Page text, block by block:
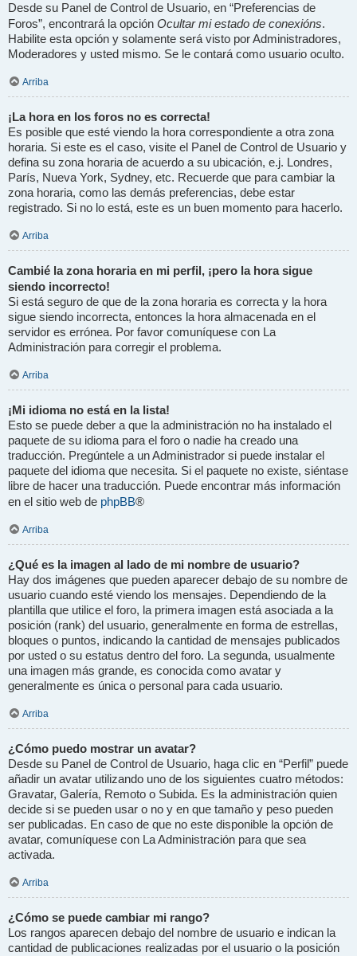
Desde su Panel de Control de Usuario, en “Preferencias de
Foros”, encontrará la opción Ocultar mi estado de conexións.
Habilite esta opción y solamente será visto por Administradores,
Moderadores y usted mismo. Se le contará como usuario oculto.
Arriba
¡La hora en los foros no es correcta!
Es posible que esté viendo la hora correspondiente a otra zona
horaria. Si este es el caso, visite el Panel de Control de Usuario y
defina su zona horaria de acuerdo a su ubicación, e.j. Londres,
París, Nueva York, Sydney, etc. Recuerde que para cambiar la
zona horaria, como las demás preferencias, debe estar
registrado. Si no lo está, este es un buen momento para hacerlo.
Arriba
Cambié la zona horaria en mi perfil, ¡pero la hora sigue
siendo incorrecto!
Si está seguro de que de la zona horaria es correcta y la hora
sigue siendo incorrecta, entonces la hora almacenada en el
servidor es errónea. Por favor comuníquese con La
Administración para corregir el problema.
Arriba
¡Mi idioma no está en la lista!
Esto se puede deber a que la administración no ha instalado el
paquete de su idioma para el foro o nadie ha creado una
traducción. Pregúntele a un Administrador si puede instalar el
paquete del idioma que necesita. Si el paquete no existe, siéntase
libre de hacer una traducción. Puede encontrar más información
en el sitio web de phpBB®
Arriba
¿Qué es la imagen al lado de mi nombre de usuario?
Hay dos imágenes que pueden aparecer debajo de su nombre de
usuario cuando esté viendo los mensajes. Dependiendo de la
plantilla que utilice el foro, la primera imagen está asociada a la
posición (rank) del usuario, generalmente en forma de estrellas,
bloques o puntos, indicando la cantidad de mensajes publicados
por usted o su estatus dentro del foro. La segunda, usualmente
una imagen más grande, es conocida como avatar y
generalmente es única o personal para cada usuario.
Arriba
¿Cómo puedo mostrar un avatar?
Desde su Panel de Control de Usuario, haga clic en “Perfil” puede
añadir un avatar utilizando uno de los siguientes cuatro métodos:
Gravatar, Galería, Remoto o Subida. Es la administración quien
decide si se pueden usar o no y en que tamaño y peso pueden
ser publicadas. En caso de que no este disponible la opción de
avatar, comuníquese con La Administración para que sea
activada.
Arriba
¿Cómo se puede cambiar mi rango?
Los rangos aparecen debajo del nombre de usuario e indican la
cantidad de publicaciones realizadas por el usuario o la posición